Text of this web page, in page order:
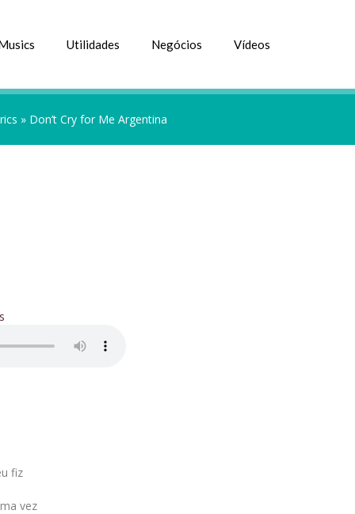
Utilidades Negócios Vídeos
» Don’t Cry for Me Argentina
fiz
vez